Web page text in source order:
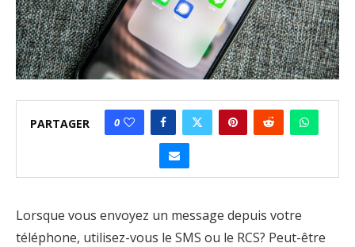
PARTAGER 0
Lorsque vous envoyez un message depuis votre
téléphone, utilisez-vous le SMS ou le RCS? Peut-être